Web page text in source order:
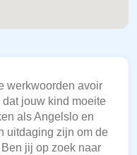
werkwoorden avoir
jouw kind moeite
als Angelslo en
uitdaging zijn om de
jij op zoek naar